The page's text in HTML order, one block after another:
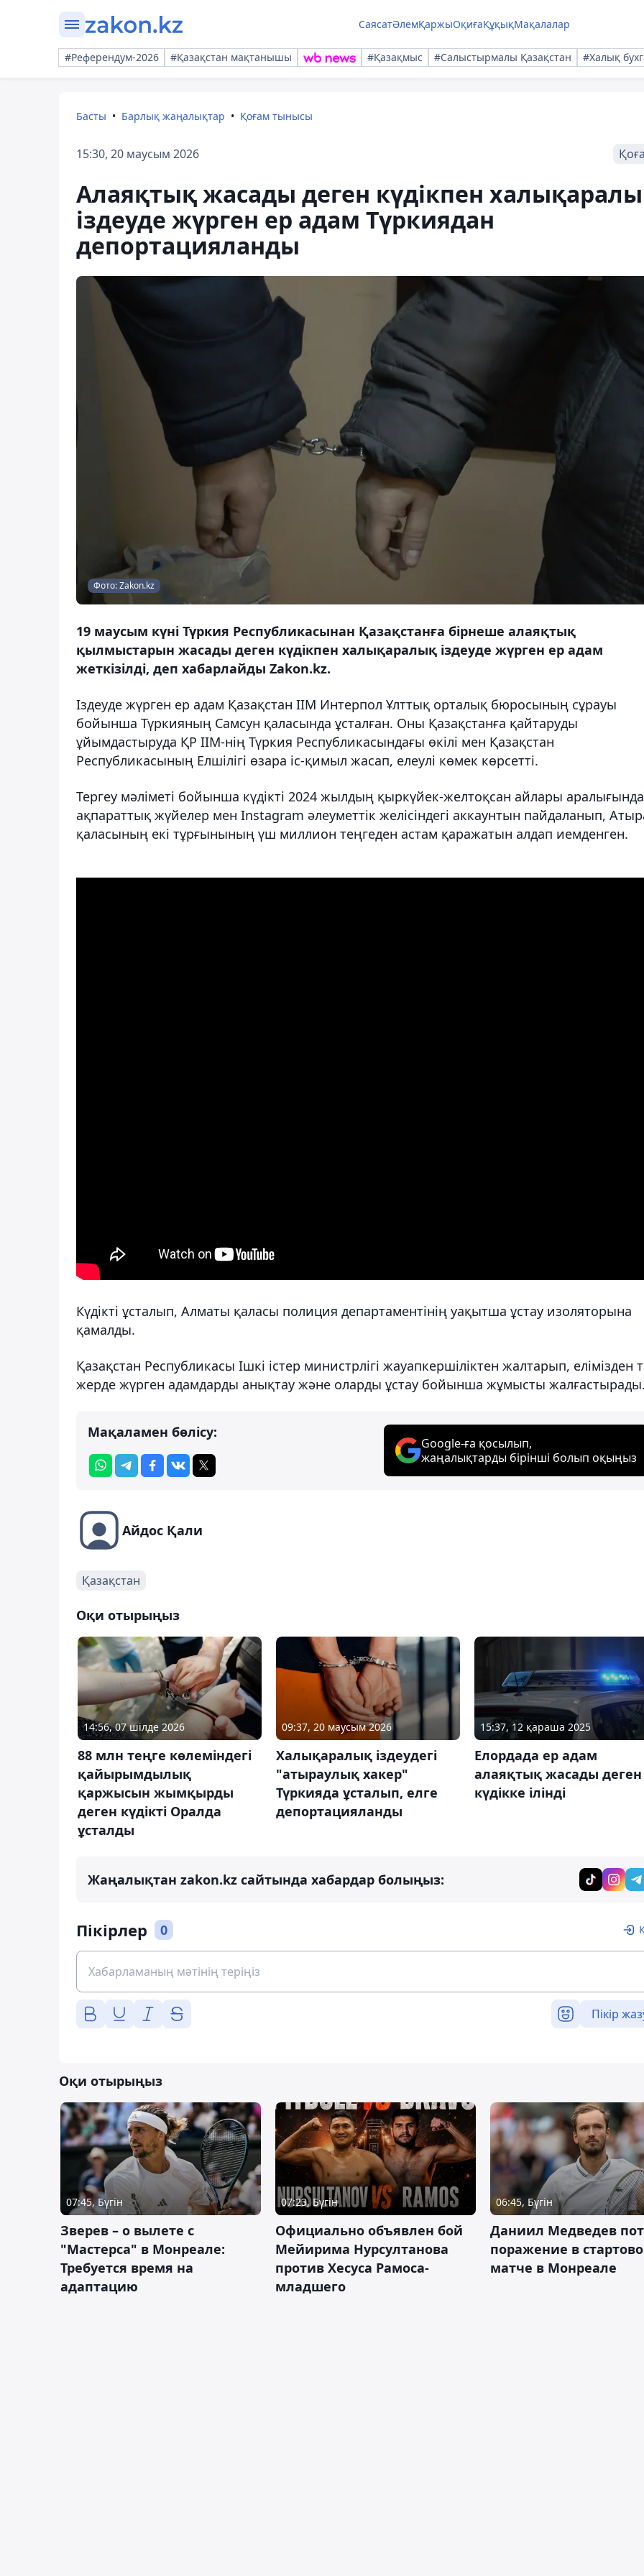
СаясатӘлемҚаржыОқиғаҚұқықМақалалар
#Референдум-2026 #Қазақстан мақтанышы #Қазақмыс #Салыстырмалы Қазақстан #Халық
Басты Барлық жаңалықтар Қоғам тынысы
15:30, 20 маусым 2026
Алаяқтық жасады деген күдікпен
іздеуде жүрген ер адам Түркиядан
депортацияланды
Фото: Zakon.kz
19 маусым күні Түркия Республикасынан Қазақстанға бірнеше алаяқтық
қылмыстарын жасады деген күдікпен халықаралық іздеуде жүрген ер адам
жеткізілді, деп хабарлайды Zakon.kz.
Іздеуде жүрген ер адам Қазақстан ІІМ Интерпол Ұлттық орталық бюросының сұрауы
бойынша Түркияның Самсун қаласында ұсталған. Оны Қазақстанға қайтаруды
ұйымдастыруда ҚР ІІМ-нің Түркия Республикасындағы өкілі мен Қазақстан
Республикасының Елшілігі өзара іс-қимыл жасап, елеулі көмек көрсетті.
Тергеу мәліметі бойынша күдікті 2024 жылдың қыркүйек-желтоқсан айлары аралығында
ақпараттық жүйелер мен Instagram әлеуметтік желісіндегі аккаунтын пайдаланып,
қаласының екі тұрғынының үш миллион теңгеден астам қаражатын алдап иемденген.
Күдікті ұсталып, Алматы қаласы полиция департаментінің уақытша ұстау изоляторына
қамалды.
Қазақстан Республикасы Ішкі істер министрлігі жауапкершіліктен жалтарып, елімізден
жерде жүрген адамдарды анықтау және оларды ұстау бойынша жұмысты
Мақаламен бөлісу:
Google-ға қосылып,
жаңалықтарды бірінші болып оқыңыз
Айдос Қали
Қазақстан
Оқи отырыңыз
14:56, 07 шілде 2026
88 млн теңге көлеміндегі
қайырымдылық
қаржысын жымқырды
деген күдікті Оралда
ұсталды
09:37, 20 маусым 2026
Халықаралық іздеудегі
"атыраулық хакер"
Түркияда ұсталып, елге
депортацияланды
15:37, 12 қараша 2025
Елордада ер адам
алаяқтық жасады деген
күдікке ілінді
Жаңалықтан zakon.kz сайтында хабардар болыңыз:
Пікірлер 0
Пікір
Оқи отырыңыз
07:45, Бүгін
Зверев – о вылете с
"Мастерса" в Монреале:
Требуется время на
адаптацию
07:23, Бүгін
Официально объявлен бой
Мейирима Нурсултанова
против Хесуса Рамоса-
младшего
06:45, Бүгін
Даниил Медведев
поражение в
матче в Монреале